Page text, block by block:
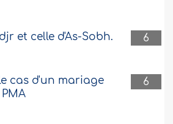
6
et celle d'As-Sobh.
6
cas d'un mariage